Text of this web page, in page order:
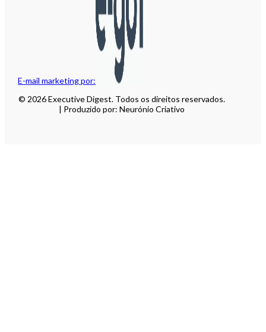
E-mail marketing por:
© 2026 Executive Digest. Todos os direitos reservados.
| Produzido por: Neurónio Criativo